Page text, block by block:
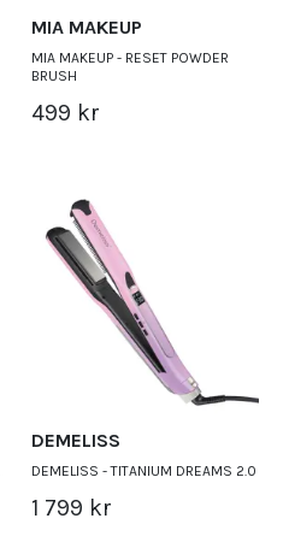
MIA MAKEUP
MIA MAKEUP - RESET POWDER
BRUSH
499 kr
DEMELISS
DEMELISS - TITANIUM DREAMS 2.0
1 799 kr